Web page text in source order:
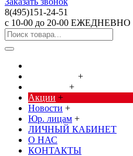
8(495)151-24-51
с 10-00 до 20-00 ЕЖЕДНЕВНО
+
+
Акции +
Новости +
Юр. лицам +
ЛИЧНЫЙ КАБИНЕТ
О НАС
КОНТАКТЫ